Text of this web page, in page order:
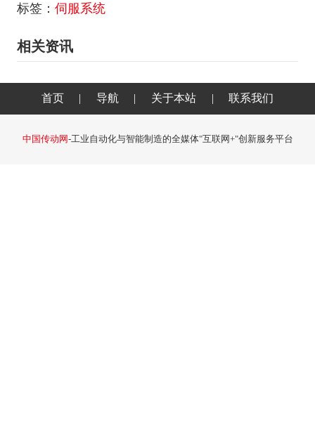
标签： 伺服系统
相关资讯
首页 | 导航 | 关于本站 | 联系我们
中国传动网-工业自动化与智能制造的全媒体"互联网+"创新服务平台